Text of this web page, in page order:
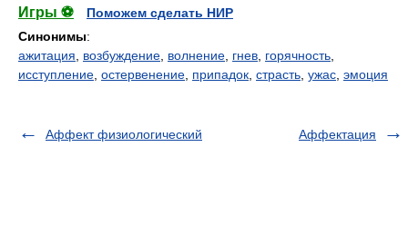
Игры ⚽
Поможем сделать НИР
Синонимы:
ажитация
возбуждение волнение гнев горячность
исступление остервенение припадок страсть ужас эмоция
Аффект физиологический Аффектация